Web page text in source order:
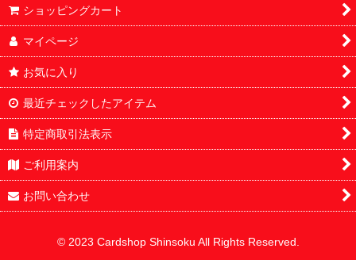
サプライ
福袋
ショッピングカート
マイページ
お気に入り
最近チェックしたアイテム
特定商取引法表示
ご利用案内
お問い合わせ
© 2023 Cardshop Shinsoku All Rights Reserved.